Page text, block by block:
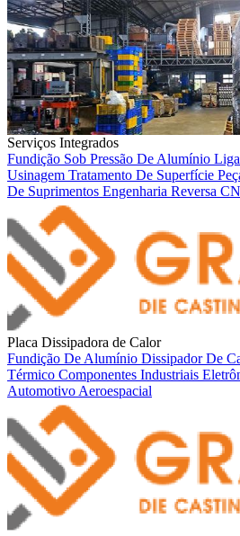
Serviços Integrados
Fundição Sob Pressão De Alumínio
Usinagem Tratamento De Superfície
De Suprimentos Engenharia Reversa
Placa Dissipadora de Calor
Fundição De Alumínio Dissipador De
Térmico Componentes Industriais
Automotivo Aeroespacial